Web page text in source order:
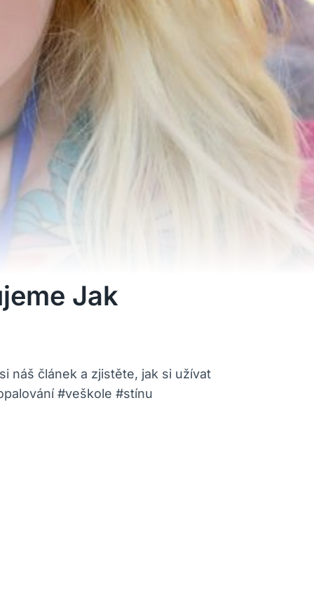
Jak
náš článek a zjistěte, jak si užívat
#veškole #stínu